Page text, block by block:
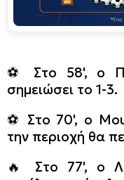
⚽️ Στο 58', ο
σημειώσει το 1-3.
⚽️ Στο 70', ο
την περιοχή θα
🔥 Στο 77', ο